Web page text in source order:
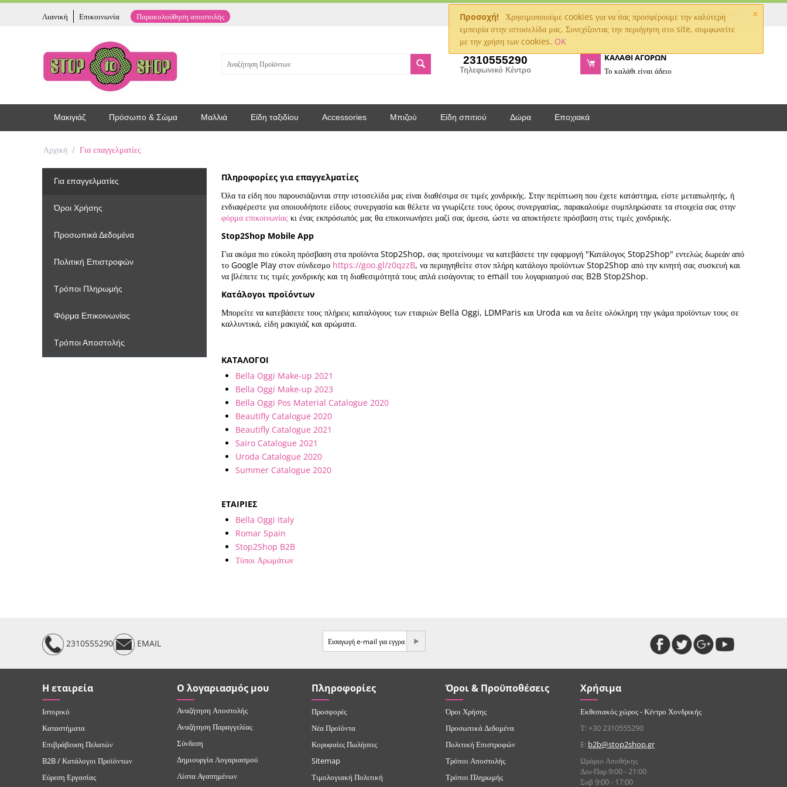
×
Προσοχή!
Χρησιμοποιούμε cookies για να σας προσφέρουμε την καλύτερη
εμπειρία στην ιστοσελίδα μας. Συνεχίζοντας την περιήγηση στο site, συμφωνείτε
με την χρήση των cookies. OK
Λιανική Επικοινωνία Παρακολούθηση αποστολής Ελληνικά
Ο Λογαριασμός μου
2310555290
Τηλεφωνικό Κέντρο
ΚΑΛΑΘΙ ΑΓΟΡΩΝ
Το καλάθι είναι άδειο
Μακιγιάζ Πρόσωπο & Σώμα Μαλλιά Είδη ταξιδίου Accessories Μπιζού Είδη σπιτιού Δώρα Εποχιακά
Αρχική / Για επαγγελματίες
Για επαγγελματίες
Όροι Χρήσης
Προσωπικά Δεδομένα
Πολιτική Επιστροφών
Τρόποι Πληρωμής
Φόρμα Επικοινωνίας
Τρόποι Αποστολής
Πληροφορίες για επαγγελματίες
Όλα τα είδη που παρουσιάζονται στην ιστοσελίδα μας είναι διαθέσιμα σε τιμές χονδρικής. Στην περίπτωση που έχετε κατάστημα, είστε μεταπωλητής, ή
ενδιαφέρεστε για οποιουδήποτε είδους συνεργασία και θέλετε να γνωρίζετε τους όρους συνεργασίας, παρακαλούμε συμπληρώσατε τα στοιχεία σας στην
φόρμα επικοινωνίας κι ένας εκπρόσωπός μας θα επικοινωνήσει μαζί σας άμεσα, ώστε να αποκτήσετε πρόσβαση στις τιμές χονδρικής.
Stop2Shop Mobile App
Για ακόμα πιο εύκολη πρόσβαση στα προϊόντα Stop2Shop, σας προτείνουμε να κατεβάσετε την εφαρμογή "Κατάλογος Stop2Shop" εντελώς δωρεάν από
το Google Play στον σύνδεσμο https://goo.gl/z0qzzB, να περιηγηθείτε στον πλήρη κατάλογο προϊόντων Stop2Shop από την κινητή σας συσκευή και
να βλέπετε τις τιμές χονδρικής και τη διαθεσιμότητά τους απλά εισάγοντας το email του λογαριασμού σας B2B Stop2Shop.
Κατάλογοι προϊόντων
Μπορείτε να κατεβάσετε τους πλήρεις καταλόγους των εταιριών Bella Oggi, LDMParis και Uroda και να δείτε ολόκληρη την γκάμα προϊόντων τους σε
καλλυντικά, είδη μακιγιάζ και αρώματα.
ΚΑΤΑΛΟΓΟΙ
Bella Oggi Make-up 2021
Bella Oggi Make-up 2023
Bella Oggi Pos Material Catalogue 2020
Beautifly Catalogue 2020
Beautifly Catalogue 2021
Sairo Catalogue 2021
Uroda Catalogue 2020
Summer Catalogue 2020
ΕΤΑΙΡΙΕΣ
Bella Oggi Italy
Romar Spain
Stop2Shop B2B
Τύποι Αρωμάτων
2310555290 EMAIL
Η εταιρεία
Ιστορικό
Καταστήματα
Επιβράβευση Πελατών
B2B / Κατάλογοι Προϊόντων
Εύρεση Εργασίας
Ο λογαριασμός μου
Αναζήτηση Αποστολής
Αναζήτηση Παραγγελίας
Σύνδεση
Δημιουργία Λογαριασμού
Λίστα Αγαπημένων
Πληροφορίες
Προσφορές
Νέα Προϊόντα
Κορυφαίες Πωλήσεις
Sitemap
Τιμολογιακή Πολιτική
Όροι & Προϋποθέσεις
Όροι Χρήσης
Προσωπικά Δεδομένα
Πολιτική Επιστροφών
Τρόποι Αποστολής
Τρόποι Πληρωμής
Χρήσιμα
Εκθεσιακός χώρος - Κέντρο Χονδρικής
Τ: +30 2310555290
E: b2b@stop2shop.gr
Ωράριο Αποθήκης
Δευ-Παρ 9:00 - 21:00
Σαβ 9:00 - 17:00